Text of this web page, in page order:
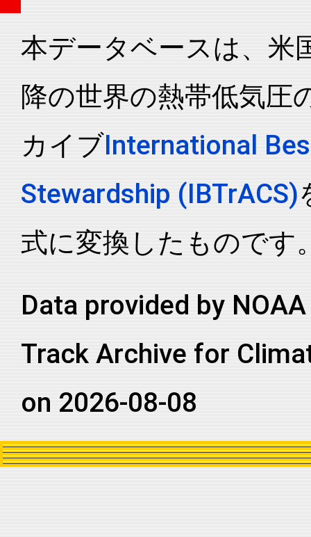
2022295N13093 2022 99 NI BB
2022295N13093 NI BB
2022295N13093 2022 99 NI BB
2022295N13093 2022 99 NI BB
2022295N13093 2022 99 NI BB
2022295N13093 2022 99 NI BB
2022295N13093 2022 99 NI BB
2022295N13093
2022295N13093 2022 99 NI BB
本データベースは、米
降の世界の熱帯低気圧
カイブInternational
Stewardship (IBTrACS)
式に変換したものです
Data provided by
Track Archive for
on 2026-08-08